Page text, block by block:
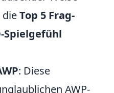
dieTop 5 Frag-
Spielgefühl
: Diese
AWP-